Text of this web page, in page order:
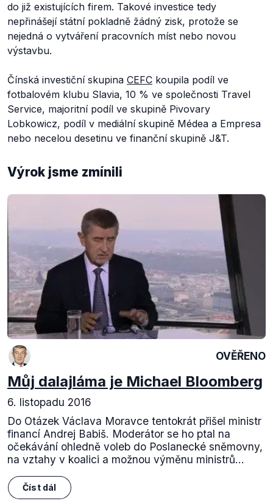
do již existujících firem. Takové investice tedy
nepřinášejí státní pokladně žádný zisk, protože se
nejedná o vytváření pracovních míst nebo novou
výstavbu.
Čínská investiční skupina CEFC koupila podíl ve
fotbalovém klubu Slavia, 10 % ve společnosti Travel
Service, majoritní podíl ve skupině Pivovary
Lobkowicz, podíl v mediální skupině Médea a Empresa
nebo necelou desetinu ve finanční skupině J&T.
Výrok jsme zmínili
OVĚŘENO
Můj dalajláma je Michael Bloomberg
6. listopadu 2016
Do Otázek Václava Moravce tentokrát přišel ministr
financí Andrej Babiš. Moderátor se ho ptal na
očekávání ohledně voleb do Poslanecké sněmovny,
na vztahy v koalici a možnou výměnu ministrů...
Číst dál